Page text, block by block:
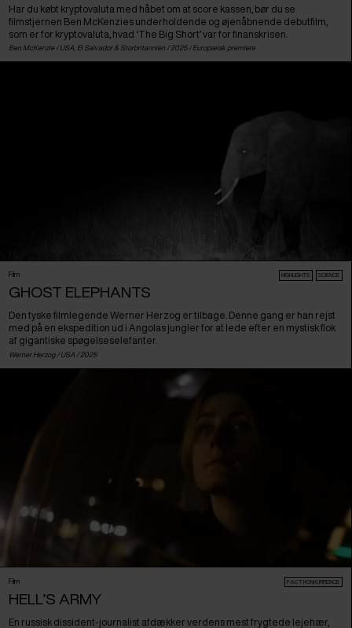
Har du købt kryptovaluta med håbet om at score kassen, bør du se
filmstjernen Ben McKenzies underholdende og øjenåbnende debutfilm,
som er for kryptovaluta, hvad ‘The Big Short’ var for finanskrisen.
Ben McKenzie / USA El Salvador& Storbritannien / 2025 / Europæisk premiere
Film HIGHLIGHTS SCIENCE
GHOST ELEPHANTS
Den tyske filmlegende Werner Herzog er tilbage. Denne gang er han rejst
med på en ekspedition ud i Angolas jungler for at lede efter en mystisk flok
af gigantiske spøgelseselefanter.
Werner Herzog / USA / 2025
Film F:ACT KONKURRENCE
HELL’S ARMY
En russisk dissident-journalist afdækker verdens mest frygtede lejehær,